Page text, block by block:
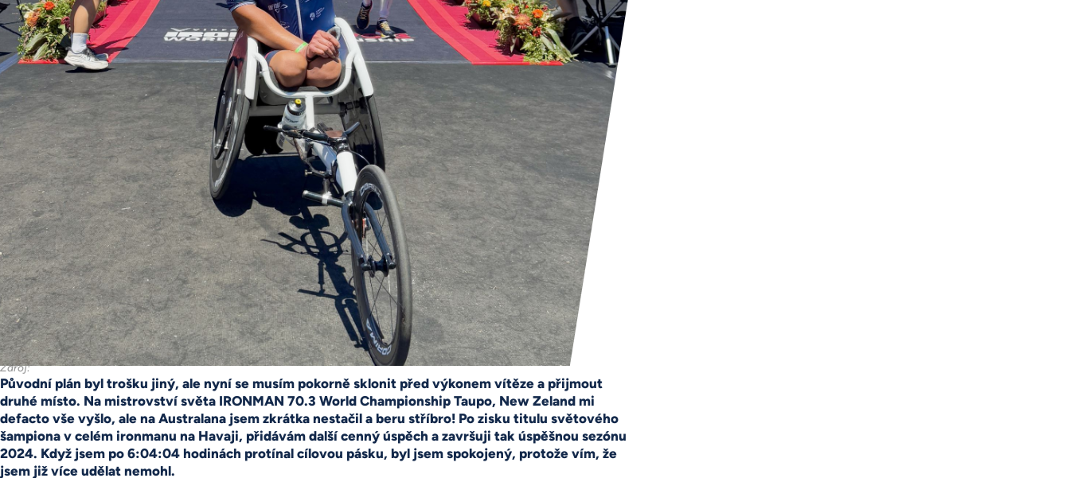
Zdroj:
Původní plán byl trošku jiný, ale nyní se musím pokorně sklonit před výkonem vítěze a přijmout
druhé místo. Na mistrovství světa IRONMAN 70.3 World Championship Taupo, New Zeland mi
defacto vše vyšlo, ale na Australana jsem zkrátka nestačil a beru stříbro! Po zisku titulu světového
šampiona v celém ironmanu na Havaji, přidávám další cenný úspěch a završuji tak úspěšnou sezónu
2024. Když jsem po 6:04:04 hodinách protínal cílovou pásku, byl jsem spokojený, protože vím, že
jsem již více udělat nemohl.